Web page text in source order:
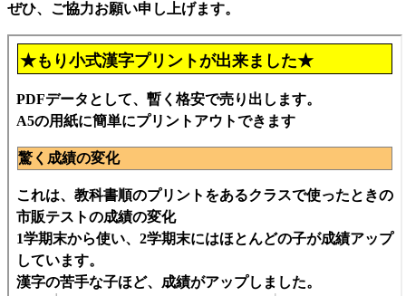
ぜひ、ご協力お願い申し上げます。